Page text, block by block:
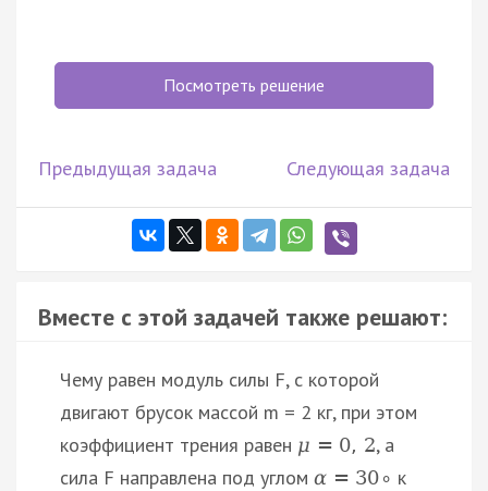
Посмотреть решение
Предыдущая задача Следующая задача
Вместе с этой задачей также решают:
Чему равен модуль силы F, с которой
двигают брусок массой m = 2 кг, при этом
коэффициент трения равен μ = 0, 2, а
сила F направлена под углом α = 30∘ к